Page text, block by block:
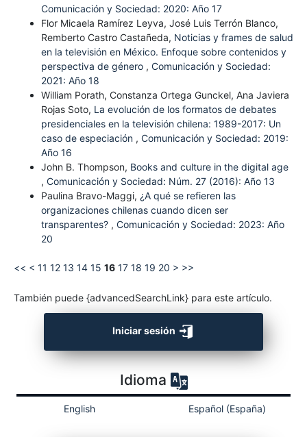
Comunicación y Sociedad: 2020: Año 17
Flor Micaela Ramírez Leyva, José Luis Terrón Blanco,
Remberto Castro Castañeda, Noticias y frames de salud
en la televisión en México. Enfoque sobre contenidos y
perspectiva de género , Comunicación y Sociedad:
2021: Año 18
William Porath, Constanza Ortega Gunckel, Ana Javiera
Rojas Soto, La evolución de los formatos de debates
presidenciales en la televisión chilena: 1989-2017: Un
caso de especiación , Comunicación y Sociedad: 2019:
Año 16
John B. Thompson, Books and culture in the digital age
, Comunicación y Sociedad: Núm. 27 (2016): Año 13
Paulina Bravo-Maggi, ¿A qué se refieren las
organizaciones chilenas cuando dicen ser
transparentes? , Comunicación y Sociedad: 2023: Año
20
<< < 11 12 13 14 15 16 17 18 19 20 > >>
También puede {advancedSearchLink} para este artículo.
Iniciar sesión
Idioma
English Español (España)